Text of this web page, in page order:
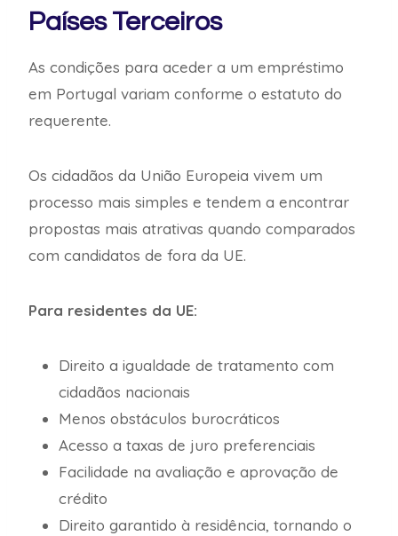
Países Terceiros
As condições para aceder a um empréstimo
em Portugal variam conforme o estatuto do
requerente.
Os cidadãos da União Europeia vivem um
processo mais simples e tendem a encontrar
propostas mais atrativas quando comparados
com candidatos de fora da UE.
Para residentes da UE:
Direito a igualdade de tratamento com
cidadãos nacionais
Menos obstáculos burocráticos
Acesso a taxas de juro preferenciais
Facilidade na avaliação e aprovação de
crédito
Direito garantido à residência, tornando o